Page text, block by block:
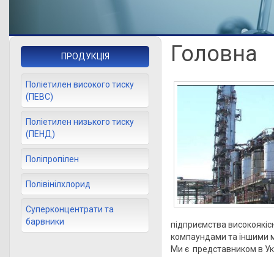
ПРОДУКЦІЯ
Поліетилен високого тиску
(ПЕВС)
Поліетилен низького тиску
(ПЕНД)
Поліпропілен
Полівінілхлорид
Суперконцентрати та
барвники
Головна
підприємства
компаундами та іншими
Ми є представником в